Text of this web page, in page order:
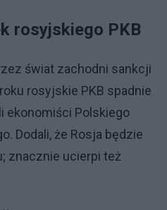
rosyjskiego PKB
świat zachodni sankcji
rosyjskie PKB spadnie
ekonomiści Polskiego
Dodali, że Rosja będzie
znacznie ucierpi też